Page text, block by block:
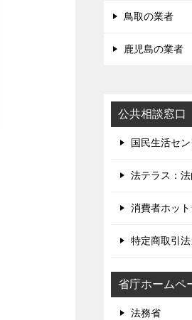
鳥取の業者
鹿児島の業者
公共相談窓口
国民生活セ
法テラス：
消費者ホット
特定商取引法
省庁ホームペ
法務省